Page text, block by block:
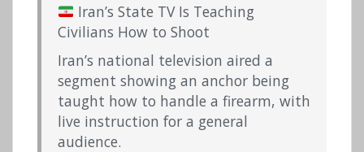
Iran’s State TV Is Teaching
Civilians How to Shoot
Iran’s national television aired a
segment showing an anchor being
taught how to handle a firearm, with
live instruction for a general
audience.